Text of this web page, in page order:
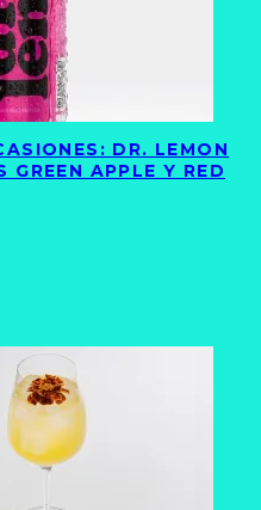
DR. LEMON
GREEN APPLE Y RED